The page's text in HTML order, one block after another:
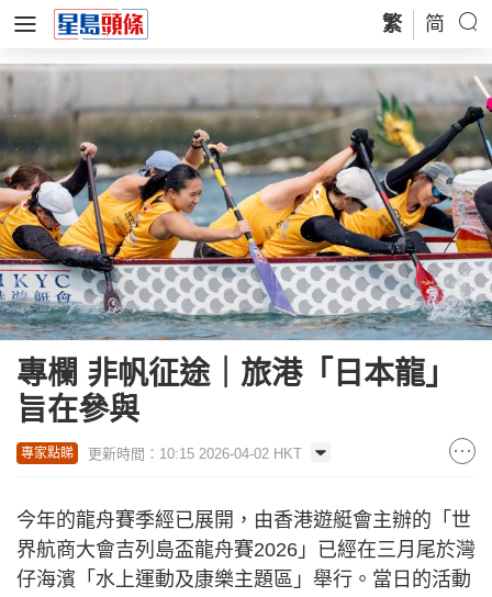
繁 简
專欄 非帆征途｜旅港「日本龍」
旨在參與
專家點睇 更新時間：10:15 2026-04-02 HKT
今年的龍舟賽季經已展開，由香港遊艇會主辦的「世
界航商大會吉列島盃龍舟賽2026」已經在三月尾於灣
仔海濱「水上運動及康樂主題區」舉行。當日的活動